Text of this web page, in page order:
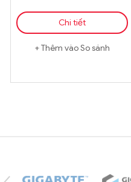
Chi tiết
Thêm vào So sánh